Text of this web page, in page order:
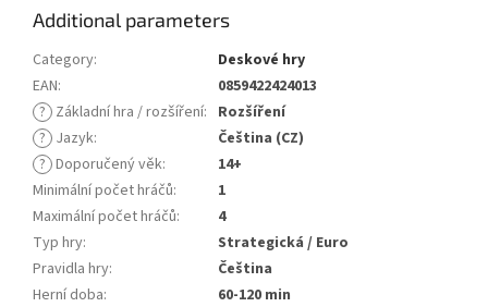
Additional parameters
Category:
Deskové hry
EAN:
0859422424013
? Základní hra / rozšíření: Rozšíření
? Jazyk:
Čeština (CZ)
? Doporučený věk:
14+
Minimální počet hráčů:
1
Maximální počet hráčů:
4
Typ hry:
Strategická / Euro
Pravidla hry:
Čeština
Herní doba:
60-120 min